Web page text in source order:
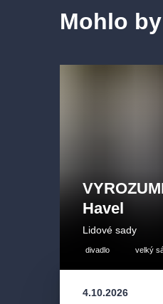
Mohlo
Havel
Lidové sady
divadlo velký
4.10.2026